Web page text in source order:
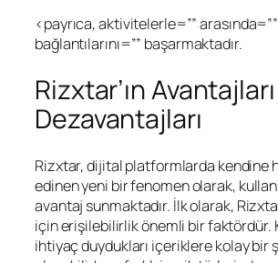
<payrıca, aktivitelerle=””
bağlantılarını=”” başarmaktadır.
Rizxtar’ın
Dezavantajları
Rizxtar, dijital platformlarda kendine
edinen yeni bir fenomen olarak,
avantaj sunmaktadır. İlk olarak,
için erişilebilirlik önemli bir faktördür.
ihtiyaç duydukları içeriklere kolay bir